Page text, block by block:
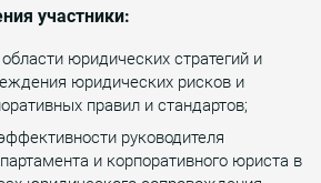
участники:
юридических стратегий и
юридических рисков и
правил и стандартов;
руководителя
и корпоративного юриста в